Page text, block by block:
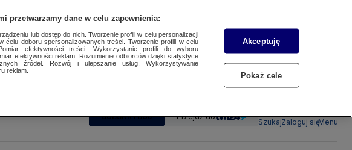
SUBSKRYBUJ Przejdź do
SzukajZaloguj sięMenu
przetwarzamy dane w celu zapewnienia:
lub dostęp do nich. Tworzenie profili w celu personalizacji
celu doboru spersonalizowanych treści. Tworzenie profili w celu
efektywności treści. Wykorzystanie profili do wyboru
efektywności reklam. Rozumienie odbiorców dzięki statystyce
źródeł. Rozwój i ulepszanie usług. Wykorzystywanie
reklam.
Akceptuję
Pokaż cele